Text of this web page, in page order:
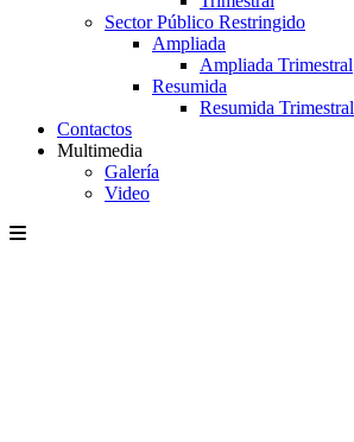
Sector Público Restringido
Ampliada
Ampliada Trimestral
Resumida
Resumida Trimestral
Contactos
Multimedia
Galería
Video